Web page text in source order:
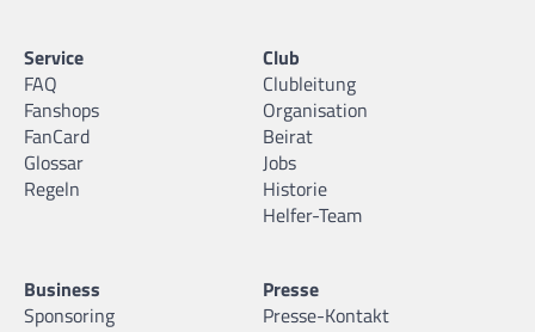
Service
FAQ
Fanshops
FanCard
Glossar
Regeln
Club
Clubleitung
Organisation
Beirat
Jobs
Historie
Helfer-Team
Business
Sponsoring
Presse
Presse-Kontakt